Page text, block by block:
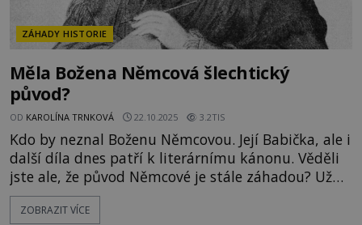
ZÁHADY HISTORIE
Měla Božena Němcová šlechtický
původ?
OD KAROLÍNA TRNKOVÁ 22.10.2025 3.2TIS
Kdo by neznal Boženu Němcovou. Její Babička, ale i
další díla dnes patří k literárnímu kánonu. Věděli
jste ale, že původ Němcové je stále záhadou? Už
dlouhou dobu se spekuluje, že slavná spisovatelka
měla modrou krev. Vědcům se před několika lety
ZOBRAZIT VÍCE